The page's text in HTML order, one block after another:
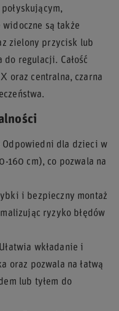
są także
zielony przycisk lub
regulacji. Całość
oraz centralna, czarna
Odpowiedni dla dzieci w
160 cm), co pozwala na
i bezpieczny montaż
ryzyko błędów
Ułatwia wkładanie i
oraz pozwala na łatwą
lub tyłem do